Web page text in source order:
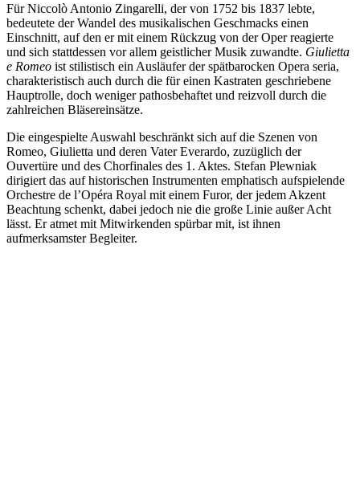
Für Niccolò Antonio Zingarelli, der von 1752 bis 1837 lebte,
bedeutete der Wandel des musikalischen Geschmacks einen
Einschnitt, auf den er mit einem Rückzug von der Oper reagierte
und sich stattdessen vor allem geistlicher Musik zuwandte. Giulietta
e Romeo ist stilistisch ein Ausläufer der spätbarocken Opera seria,
charakteristisch auch durch die für einen Kastraten geschriebene
Hauptrolle, doch weniger pathosbehaftet und reizvoll durch die
zahlreichen Bläsereinsätze.
Die eingespielte Auswahl beschränkt sich auf die Szenen von
Romeo, Giulietta und deren Vater Everardo, zuzüglich der
Ouvertüre und des Chorfinales des 1. Aktes. Stefan Plewniak
dirigiert das auf historischen Instrumenten emphatisch aufspielende
Orchestre de l’Opéra Royal mit einem Furor, der jedem Akzent
Beachtung schenkt, dabei jedoch nie die große Linie außer Acht
lässt. Er atmet mit Mitwirkenden spürbar mit, ist ihnen
aufmerksamster Begleiter.